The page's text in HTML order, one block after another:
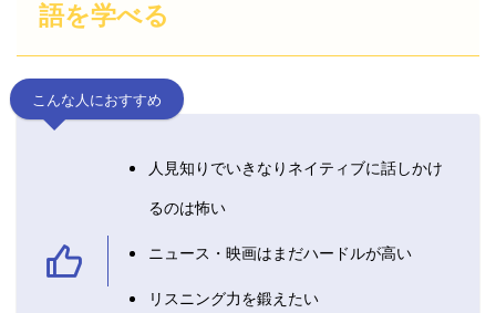
語を学べる
こんな人におすすめ
人見知りでいきなりネイティブに話しかけ
るのは怖い
ニュース・映画はまだハードルが高い
リスニング力を鍛えたい